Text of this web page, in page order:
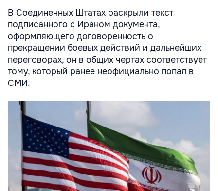
В Соединенных Штатах раскрыли текст
подписанного с Ираном документа,
оформляющего договоренность о
прекращении боевых действий и дальнейших
переговорах, он в общих чертах соответствует
тому, который ранее неофициально попал в
СМИ.